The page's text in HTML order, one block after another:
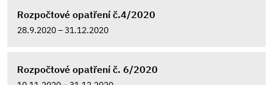
Rozpočtové opatření č.4/2020
28.9.2020 – 31.12.2020
Rozpočtové opatření č. 6/2020